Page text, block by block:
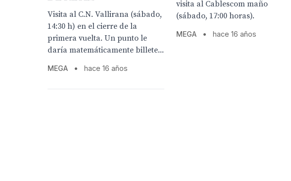
visita al Cablescom maño
(sábado, 17:00 horas).
MEGA • hace 16 años
Visita al C.N. Vallirana (sábado,
14:30 h) en el cierre de la
primera vuelta. Un punto le
daría matemáticamente billete...
MEGA • hace 16 años